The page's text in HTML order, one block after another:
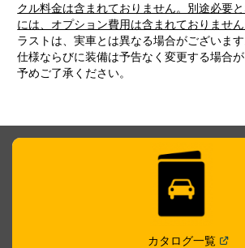
クル料金は含まれておりません。別途必要
には、オプション費用は含まれておりません
ラストは、実車とは異なる場合がございま
仕様ならびに装備は予告なく変更する場合が
予めご了承ください。
カタログ一覧(